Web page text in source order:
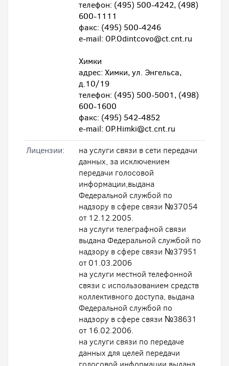
телефон: (495) 500-4242, (498)
600-1111
факс: (495) 500-4246
e-mail: OP.Odintcovo@ct.cnt.ru
Химки
адрес: Химки, ул. Энгельса,
д.10/19
телефон: (495) 500-5001, (498)
600-1600
факс: (495) 542-4852
e-mail: OP.Himki@ct.cnt.ru
Лицензии:
на услуги связи в сети передачи
данных, за исключением
передачи голосовой
информации,выдана
Федеральной службой по
надзору в сфере связи №37054
от 12.12.2005.
на услуги телеграфной связи
выдана Федеральной службой по
надзору в сфере связи №37951
от 01.03.2006
на услуги местной телефонной
связи с использованием средств
коллективного доступа, выдана
Федеральной службой по
надзору в сфере связи №38631
от 16.02.2006.
на услуги связи по передаче
данных для целей передачи